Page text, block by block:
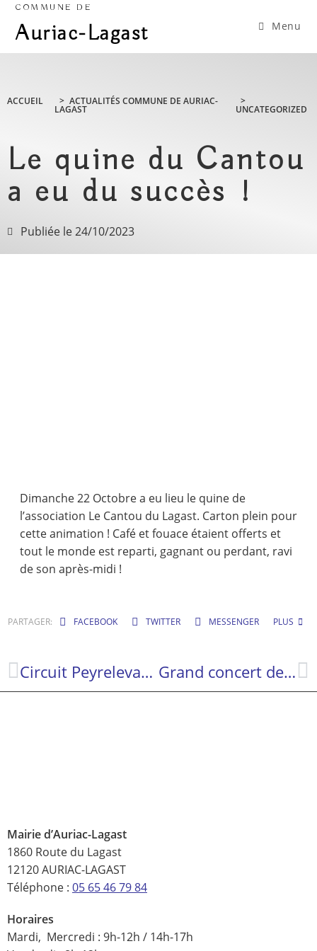
COMMUNE DE
Auriac-Lagast Menu
ACCUEIL > ACTUALITÉS COMMUNE DE AURIAC-
LAGAST
>
UNCATEGORIZED
Le quine du Cantou
a eu du succès !
Publiée le24/10/2023
Dimanche 22 Octobre a eu lieu le quine de
l’association Le Cantou du Lagast. Carton plein pour
cette animation ! Café et fouace étaient offerts et
tout le monde est reparti, gagnant ou perdant, ravi
de son après-midi !
PARTAGER: FACEBOOK TWITTER MESSENGER PLUS
Circuit Peyrelevade, 15 km, le 22/10/2023, durée 1h30, dénivelé 340m, temps frais et agréable Grand concert de Jazz à la salle des fêtes d’Auriac-Lagast le 10 Novembre !
Mairie d’Auriac-Lagast
1860 Route du Lagast
12120 AURIAC-LAGAST
Téléphone : 05 65 46 79 84
Horaires
Mardi, Mercredi : 9h-12h / 14h-17h